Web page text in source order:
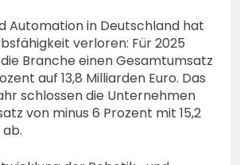
Automation in Deutschland hat
verloren: Für 2025
Branche einen Gesamtumsatz
auf 13,8 Milliarden Euro. Das
schlossen die Unternehmen
von minus 6 Prozent mit 15,2